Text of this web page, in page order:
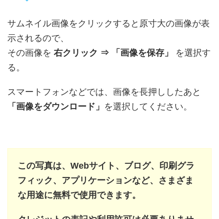
サムネイル画像をクリックすると原寸大の画像が表
示されるので、
その画像を 右クリック ⇒ 「画像を保存」
を選択す
る。
スマートフォンなどでは、画像を長押ししたあと
「画像をダウンロード」 を選択してください。
この写真は、Webサイト、ブログ、印刷グラ
フィック、アプリケーションなど、さまざま
な用途に無料で使用できます。